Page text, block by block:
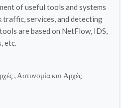
of useful tools and systems
services, and detecting
are based on NetFlow, IDS,
etc.
, Αστυνομία και Αρχές